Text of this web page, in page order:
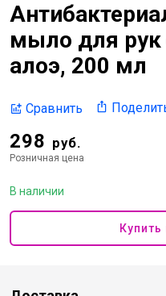
мыло для рук
алоэ, 200 мл
Сравнить
298 руб.
Розничная цена
В наличии